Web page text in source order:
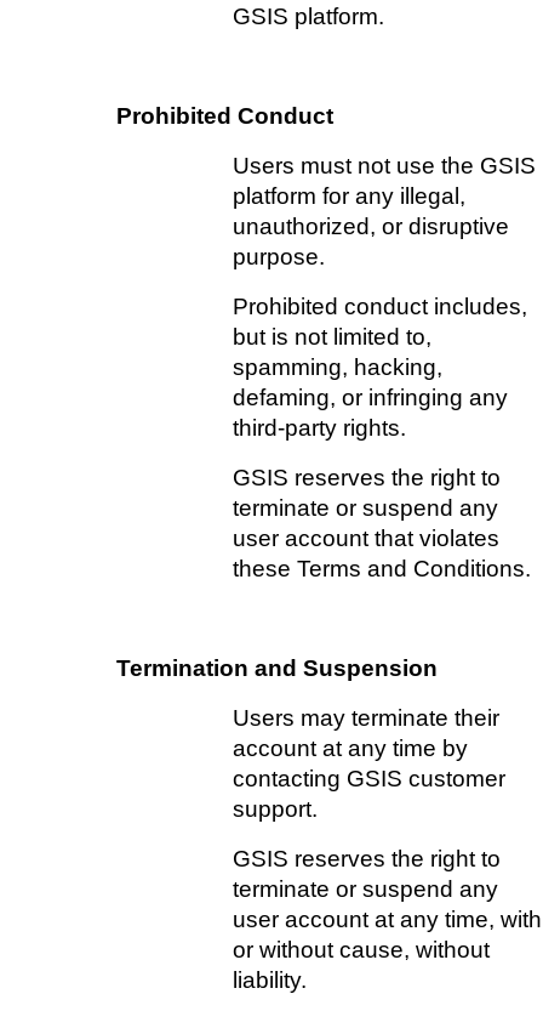
GSIS platform.
Prohibited Conduct
Users must not use the GSIS
platform for any illegal,
unauthorized, or disruptive
purpose.
Prohibited conduct includes,
but is not limited to,
spamming, hacking,
defaming, or infringing any
third-party rights.
GSIS reserves the right to
terminate or suspend any
user account that violates
these Terms and Conditions.
Termination and Suspension
Users may terminate their
account at any time by
contacting GSIS customer
support.
GSIS reserves the right to
terminate or suspend any
user account at any time, with
or without cause, without
liability.